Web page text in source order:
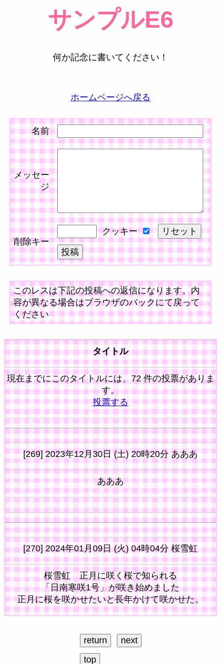
サンプルE6
何か記念に書いてください！
ホームページへ戻る
名前
メッセー
ジ
削除キー
クッキー
このレスは下記の投稿への返信になります。内
容が異なる場合はブラウザのバックにて戻って
ください
タイトル
現在までにこのタイトルには、72 件の投票がありま
す。
投票する
[269] 2023年12月30日 (土) 20時20分 あああ
あああ
[270] 2024年01月09日 (火) 04時04分 桜雪虹
桜雪虹 正月に咲く桜で知られる
「日南寒咲1号」が咲き始めました
正月に桜を咲かせたいと長年かけて咲かせた。